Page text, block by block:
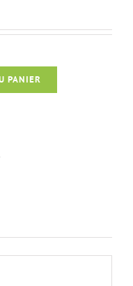
PANIER